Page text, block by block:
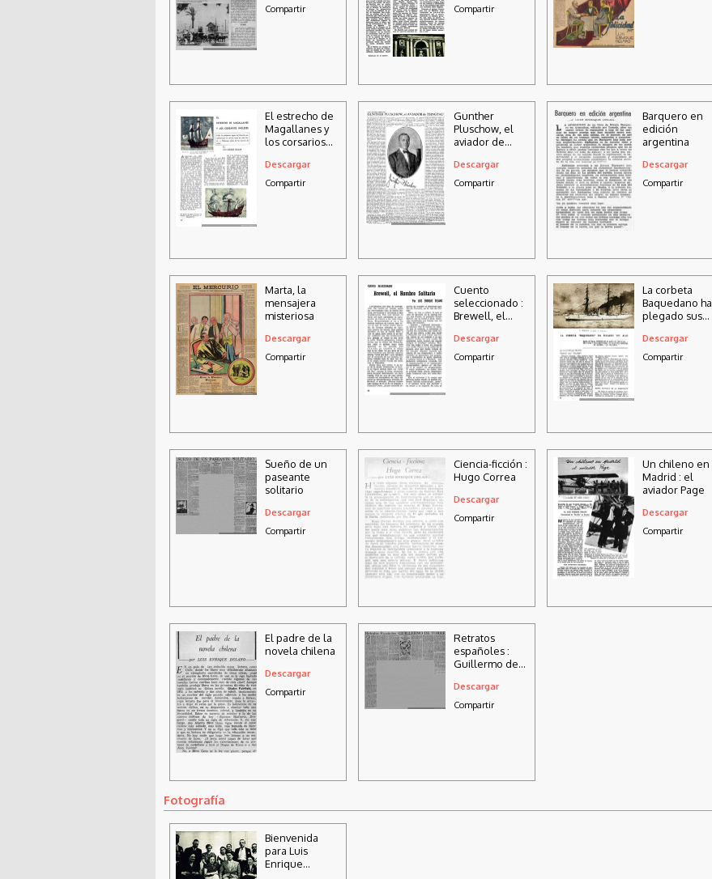
Compartir
Compartir
El estrecho de
Magallanes y
los corsarios
Descargar
Compartir
Gunther
Pluschow, el
aviador de
Descargar
Compartir
Barquero en
edición
argentina
Descargar
Compartir
Marta, la
mensajera
misteriosa
Descargar
Compartir
Cuento
seleccionado :
Brewell, el
solitario
Descargar
Compartir
La corbeta
Baquedano ha
plegado sus
Descargar
Compartir
Sueño de un
paseante
solitario
Descargar
Compartir
Ciencia-ficción :
Hugo Correa
Descargar
Compartir
Un chileno en
Madrid : el
aviador Page
Descargar
Compartir
El padre de la
novela chilena
Descargar
Compartir
Retratos
españoles :
Guillermo de
Descargar
Compartir
Fotografía
Bienvenida
para Luis
Enrique